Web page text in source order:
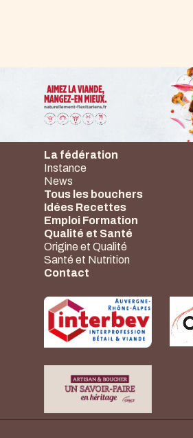
La fédération
Instance
News
Tous les bouchers
Idées Recettes
Emploi Formation
Qualité et Santé
Origine et Qualité
Santé et Nutrition
Contact